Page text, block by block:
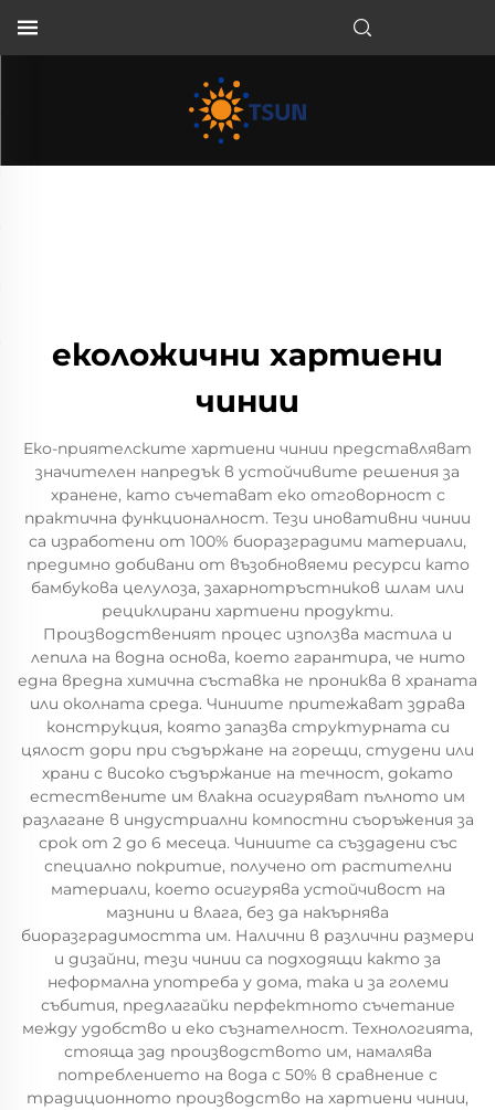
еколожични хартиени
чинии
Еко-приятелските хартиени чинии представляват
значителен напредък в устойчивите решения за
хранене, като съчетават еко отговорност с
практична функционалност. Тези иновативни чинии
са изработени от 100% биоразградими материали,
предимно добивани от възобновяеми ресурси като
бамбукова целулоза, захарнотръстников шлам или
рециклирани хартиени продукти.
Производственият процес използва мастила и
лепила на водна основа, което гарантира, че нито
една вредна химична съставка не прониква в храната
или околната среда. Чиниите притежават здрава
конструкция, която запазва структурната си
цялост дори при съдържане на горещи, студени или
храни с високо съдържание на течност, докато
естествените им влакна осигуряват пълното им
разлагане в индустриални компостни съоръжения за
срок от 2 до 6 месеца. Чиниите са създадени със
специално покритие, получено от растителни
материали, което осигурява устойчивост на
мазнини и влага, без да накърнява
биоразградимостта им. Налични в различни размери
и дизайни, тези чинии са подходящи както за
неформална употреба у дома, така и за големи
събития, предлагайки перфектното съчетание
между удобство и еко съзнателност. Технологията,
стояща зад производството им, намалява
потреблението на вода с 50% в сравнение с
традиционното производство на хартиени чинии,